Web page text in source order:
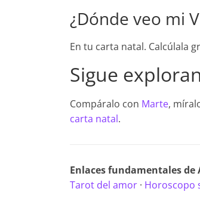
¿Dónde veo mi
En tu carta natal. Calcúlala
Sigue
Compáralo con Marte,
carta natal.
Enlaces fundamentales de
Tarot del amor · Horoscopo